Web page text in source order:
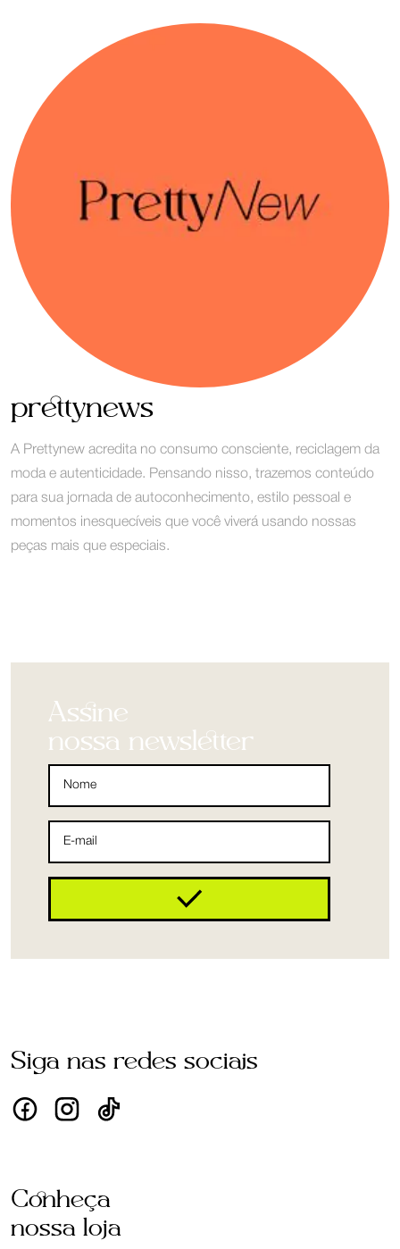
prettynews
A Prettynew acredita no consumo consciente, reciclagem da
moda e autenticidade. Pensando nisso, trazemos conteúdo
para sua jornada de autoconhecimento, estilo pessoal e
momentos inesquecíveis que você viverá usando nossas
peças mais que especiais.
Assine
nossa newsletter
Siga nas redes sociais
Conheça
nossa loja